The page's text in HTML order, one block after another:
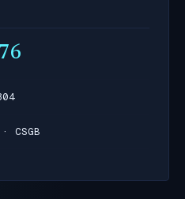
· CSGB